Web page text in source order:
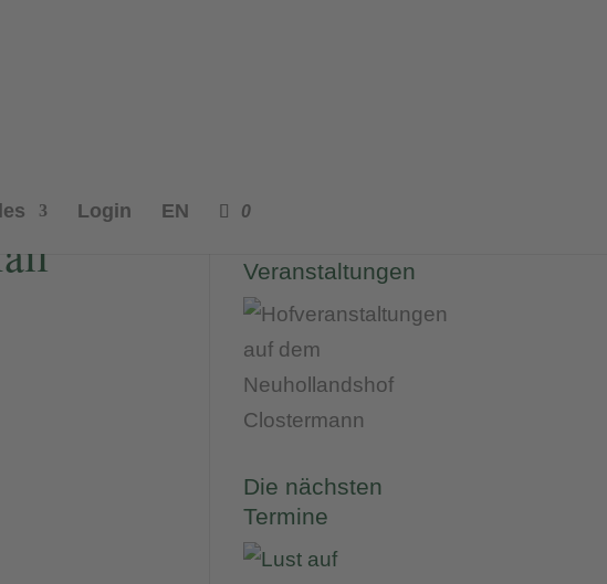
Login EN 0
Veranstaltungen
Die nächsten
Termine